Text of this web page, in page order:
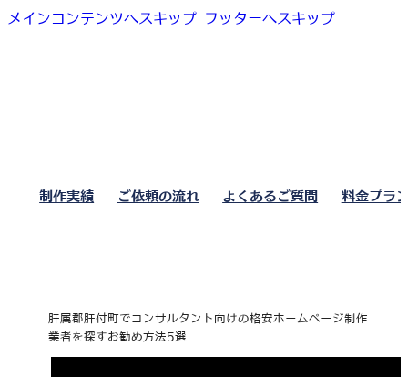
メインコンテンツへスキップ フッターへスキップ
制作実績 ご依頼の流れ よくあるご質問 料金プラ
肝属郡肝付町でコンサルタント向けの格安ホームページ制作
業者を探すお勧め方法5選